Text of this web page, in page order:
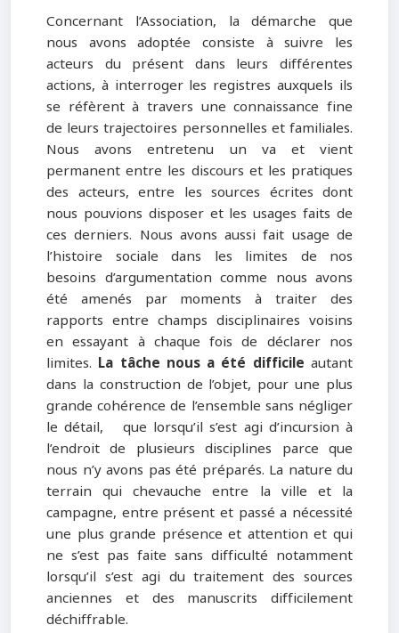
Concernant l’Association, la démarche que
nous avons adoptée consiste à suivre les
acteurs du présent dans leurs différentes
actions, à interroger les registres auxquels ils
se réfèrent à travers une connaissance fine
de leurs trajectoires personnelles et familiales.
Nous avons entretenu un va et vient
permanent entre les discours et les pratiques
des acteurs, entre les sources écrites dont
nous pouvions disposer et les usages faits de
ces derniers. Nous avons aussi fait usage de
l’histoire sociale dans les limites de nos
besoins d’argumentation comme nous avons
été amenés par moments à traiter des
rapports entre champs disciplinaires voisins
en essayant à chaque fois de déclarer nos
limites. La tâche nous a été difficile autant
dans la construction de l’objet, pour une plus
grande cohérence de l’ensemble sans négliger
le détail, que lorsqu’il s’est agi d’incursion à
l’endroit de plusieurs disciplines parce que
nous n’y avons pas été préparés. La nature du
terrain qui chevauche entre la ville et la
campagne, entre présent et passé a nécessité
une plus grande présence et attention et qui
ne s’est pas faite sans difficulté notamment
lorsqu’il s’est agi du traitement des sources
anciennes et des manuscrits difficilement
déchiffrable.